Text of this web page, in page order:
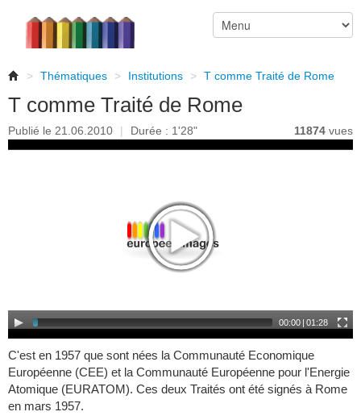
> Thématiques > Institutions > T comme Traité de Rome
T comme Traité de Rome
Publié le 21.06.2010 | Durée : 1'28" 11874 vues
00:00 | 01:28
C'est en 1957 que sont nées la Communauté Economique
Européenne (CEE) et la Communauté Européenne pour l'Energie
Atomique (EURATOM). Ces deux Traités ont été signés à Rome
en mars 1957.